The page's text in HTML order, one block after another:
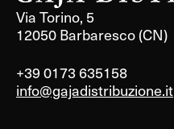
Via Torino, 5
12050 Barbaresco (CN)
+39 0173 635158
info@gajadistribuzione.it